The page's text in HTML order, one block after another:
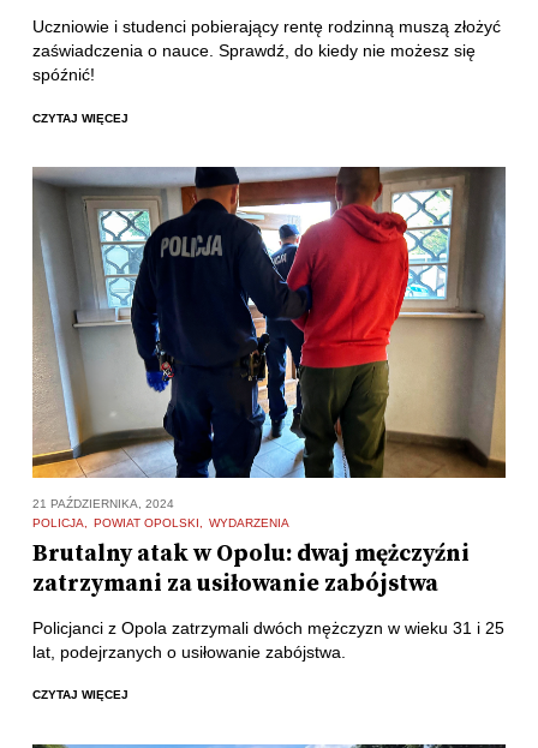
Uczniowie i studenci pobierający rentę rodzinną muszą złożyć
zaświadczenia o nauce. Sprawdź, do kiedy nie możesz się
spóźnić!
CZYTAJ WIĘCEJ
21 PAŹDZIERNIKA, 2024
POLICJA
POWIAT OPOLSKI WYDARZENIA
Brutalny atak w Opolu: dwaj mężczyźni
zatrzymani za usiłowanie zabójstwa
Policjanci z Opola zatrzymali dwóch mężczyzn w wieku 31 i 25
lat, podejrzanych o usiłowanie zabójstwa.
CZYTAJ WIĘCEJ